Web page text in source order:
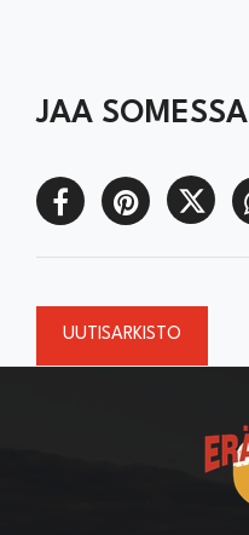
JAA SOMESSA
UUTISARKISTO